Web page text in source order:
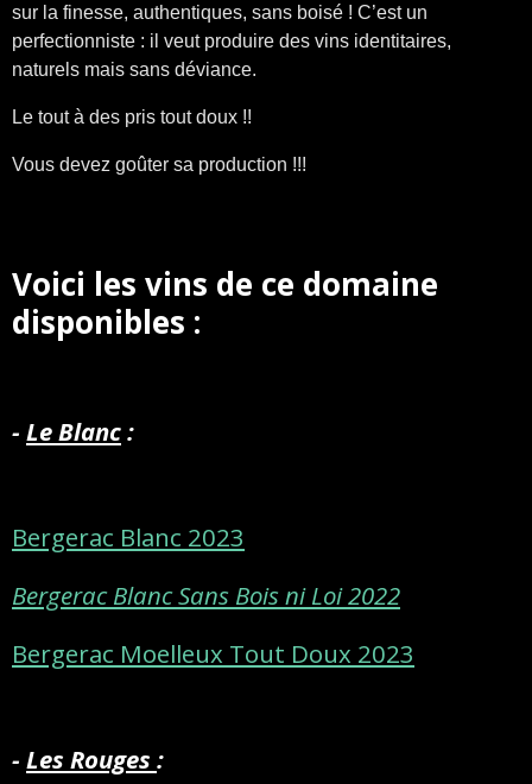
sur la finesse, authentiques, sans boisé ! C’est un
perfectionniste : il veut produire des vins identitaires,
naturels mais sans déviance.
Le tout à des pris tout doux !!
Vous devez goûter sa production !!!
Voici les vins de ce domaine
disponibles :
- Le Blanc:
Bergerac Blanc 2023
Bergerac Blanc Sans Bois ni Loi 2022
Bergerac Moelleux Tout Doux 2023
- Les Rouges :